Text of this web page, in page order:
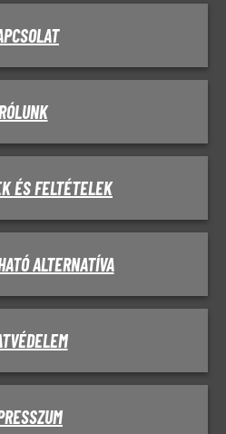
ÉS FELTÉTELEK
ALTERNATÍVA